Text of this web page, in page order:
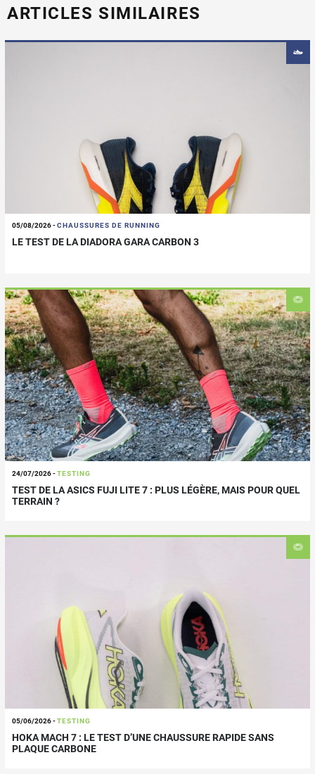
ARTICLES SIMILAIRES
05/08/2026-CHAUSSURES DE RUNNING
LE TEST DE LA DIADORA GARA CARBON 3
24/07/2026-TESTING
TEST DE LA ASICS FUJI LITE 7 : PLUS LÉGÈRE, MAIS POUR QUEL
TERRAIN ?
05/06/2026-TESTING
HOKA MACH 7 : LE TEST D’UNE CHAUSSURE RAPIDE SANS
PLAQUE CARBONE